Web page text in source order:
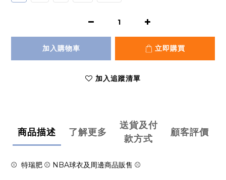
加入購物車 立即購買
加入追蹤清單
商品描述 了解更多
送貨及付
款方式
顧客評價
⚾ 特瑞肥 ⚾ NBA球衣及周邊商品販售 ⚾